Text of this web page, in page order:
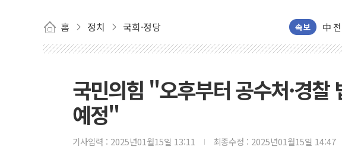
홈 정치 국회·정당 속보
中
인제
강원
청양
국민의힘 "오후부터 공수처·경찰
예정"
기사입력 : 2025년01월15일 13:11 최종수정 : 2025년01월15일 14:47